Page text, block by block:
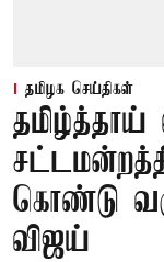
தமிழக செய்திகள்
தமிழ்த்தாய்
கொண்டு
விஜய்